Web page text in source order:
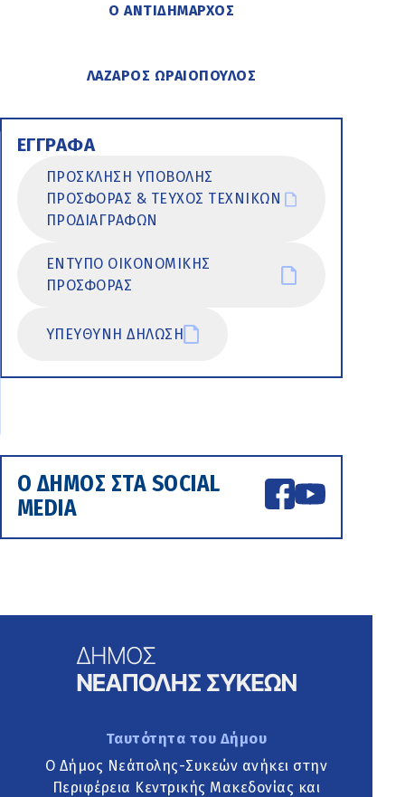
Ο ΑΝΤΙΔΗΜΑΡΧΟΣ
ΛΑΖΑΡΟΣ ΩΡΑΙΟΠΟΥΛΟΣ
ΕΓΓΡΑΦΑ
ΠΡΟΣΚΛΗΣΗ ΥΠΟΒΟΛΗΣ
ΠΡΟΣΦΟΡΑΣ & ΤΕΥΧΟΣ ΤΕΧΝΙΚΩΝ
ΠΡΟΔΙΑΓΡΑΦΩΝ
ΕΝΤΥΠΟ ΟΙΚΟΝΟΜΙΚΗΣ
ΠΡΟΣΦΟΡΑΣ
ΥΠΕΥΘΥΝΗ ΔΗΛΩΣΗ
Ο ΔΗΜΟΣ ΣΤΑ SOCIAL
MEDIA
Ταυτότητα του Δήμου
Ο Δήμος Νεάπολης-Συκεών ανήκει στην
Περιφέρεια Κεντρικής Μακεδονίας και